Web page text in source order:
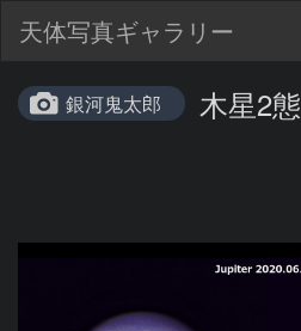
天体写真ギャラリー
銀河鬼太郎 木星2態